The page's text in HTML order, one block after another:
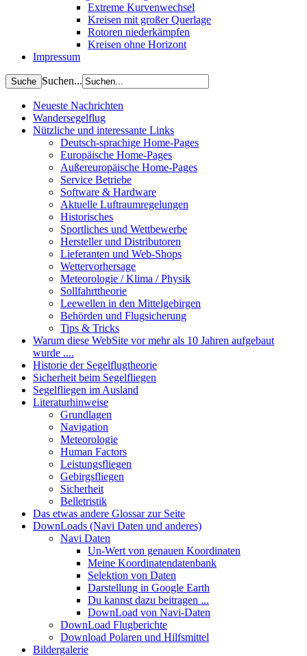
Extreme Kurvenwechsel
Kreisen mit großer Querlage
Rotoren niederkämpfen
Kreisen ohne Horizont
Impressum
Suchen...
Neueste Nachrichten
Wandersegelflug
Nützliche und interessante Links
Deutsch-sprachige Home-Pages
Europäische Home-Pages
Außereuropäische Home-Pages
Service Betriebe
Software & Hardware
Aktuelle Luftraumregelungen
Historisches
Sportliches und Wettbewerbe
Hersteller und Distributoren
Lieferanten und Web-Shops
Wettervorhersage
Meteorologie / Klima / Physik
Sollfahrttheorie
Leewellen in den Mittelgebirgen
Behörden und Flugsicherung
Tips & Tricks
Warum diese WebSite vor mehr als 10 Jahren aufgebaut
wurde ....
Historie der Segelflugtheorie
Sicherheit beim Segelfliegen
Segelfliegen im Ausland
Literaturhinweise
Grundlagen
Navigation
Meteorologie
Human Factors
Leistungsfliegen
Gebirgsfliegen
Sicherheit
Belletristik
Das etwas andere Glossar zur Seite
DownLoads (Navi Daten und anderes)
Navi Daten
Un-Wert von genauen Koordinaten
Meine Koordinatendatenbank
Selektion von Daten
Darstellung in Google Earth
Du kannst dazu beitragen ...
DownLoad von Navi-Daten
DownLoad Flugberichte
Download Polaren und Hilfsmittel
Bildergalerie